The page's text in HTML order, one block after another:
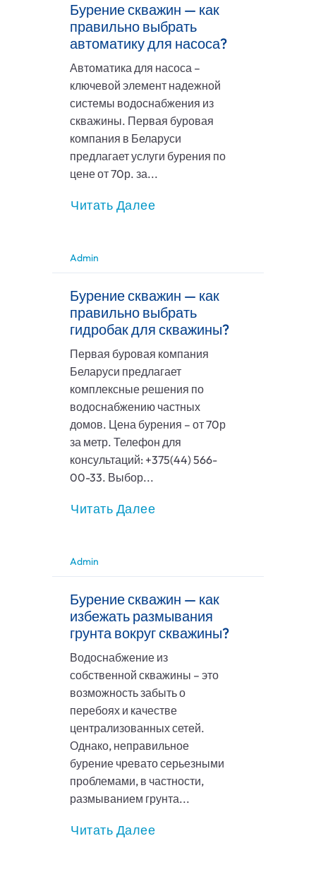
Бурение скважин — как
правильно выбрать
автоматику для насоса?
Автоматика для насоса –
ключевой элемент надежной
системы водоснабжения из
скважины. Первая буровая
компания в Беларуси
предлагает услуги бурения по
цене от 70р. за...
Читать Далее
Admin
Бурение скважин — как
правильно выбрать
гидробак для скважины?
Первая буровая компания
Беларуси предлагает
комплексные решения по
водоснабжению частных
домов. Цена бурения – от 70р
за метр. Телефон для
консультаций: +375(44) 566-
00-33. Выбор...
Читать Далее
Admin
Бурение скважин — как
избежать размывания
грунта вокруг скважины?
Водоснабжение из
собственной скважины – это
возможность забыть о
перебоях и качестве
централизованных сетей.
Однако, неправильное
бурение чревато серьезными
проблемами, в частности,
размыванием грунта...
Читать Далее